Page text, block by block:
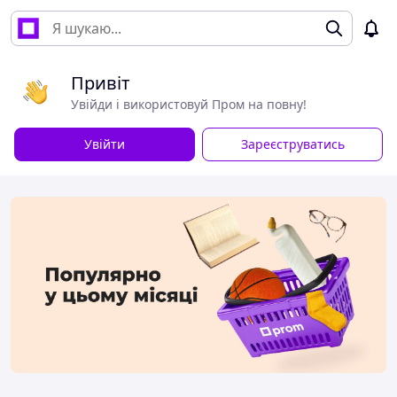
Привіт
Увійди і використовуй Пром на повну!
Увійти Зареєструватись